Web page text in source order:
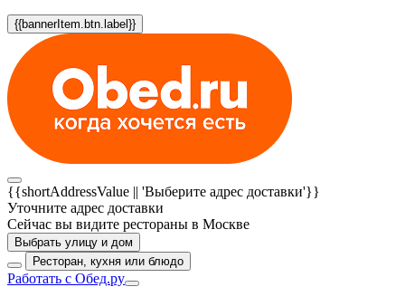
{{bannerItem.btn.label}}
{{shortAddressValue || 'Выберите адрес доставки'}}
Уточните адрес доставки
Сейчас вы видите рестораны в Москве
Выбрать улицу и дом
Ресторан, кухня или блюдо
Работать с Обед.ру